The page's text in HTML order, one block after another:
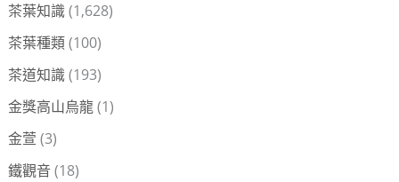
茶葉知識(1,628)
茶葉種類(100)
茶道知識(193)
金獎高山烏龍(1)
金萱 (3)
鐵觀音 (18)